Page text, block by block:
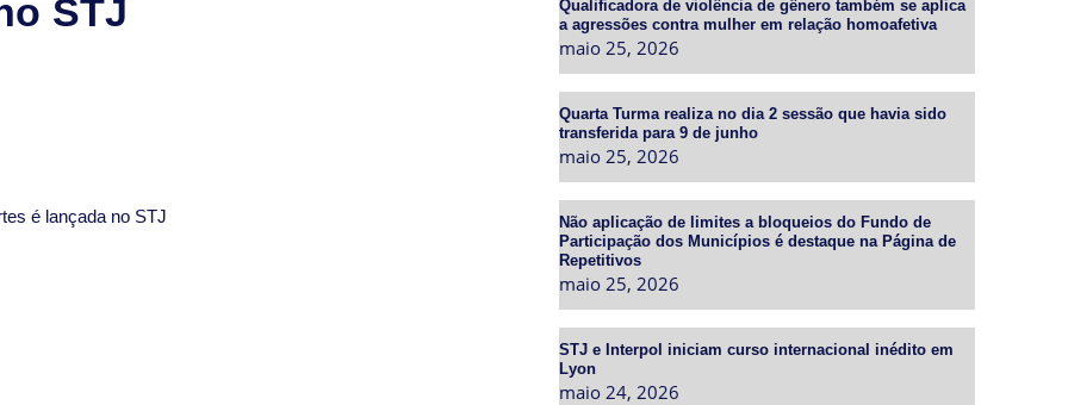
é lançada no STJ
Qualificadora de violência de gênero também se aplica
a agressões contra mulher em relação homoafetiva
maio 25, 2026
Quarta Turma realiza no dia 2 sessão que havia sido
transferida para 9 de junho
maio 25, 2026
Não aplicação de limites a bloqueios do Fundo de
Participação dos Municípios é destaque na Página de
Repetitivos
maio 25, 2026
STJ e Interpol iniciam curso internacional inédito em
Lyon
maio 24, 2026